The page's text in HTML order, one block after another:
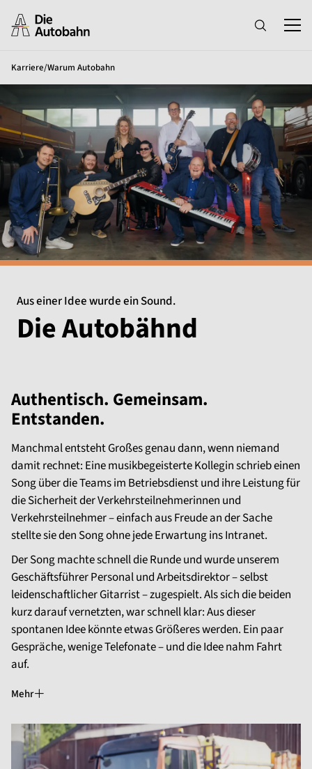
Karriere/Warum Autobahn
Aus einer Idee wurde ein Sound.
Die Autobähnd
Authentisch. Gemeinsam.
Entstanden.
Manchmal entsteht Großes genau dann, wenn niemand
damit rechnet: Eine musikbegeisterte Kollegin schrieb einen
Song über die Teams im Betriebsdienst und ihre Leistung für
die Sicherheit der Verkehrsteilnehmerinnen und
Verkehrsteilnehmer – einfach aus Freude an der Sache
stellte sie den Song ohne jede Erwartung ins Intranet.
Der Song machte schnell die Runde und wurde unserem
Geschäftsführer Personal und Arbeitsdirektor – selbst
leidenschaftlicher Gitarrist – zugespielt. Als sich die beiden
kurz darauf vernetzten, war schnell klar: Aus dieser
spontanen Idee könnte etwas Größeres werden. Ein paar
Gespräche, wenige Telefonate – und die Idee nahm Fahrt
auf.
Mehr